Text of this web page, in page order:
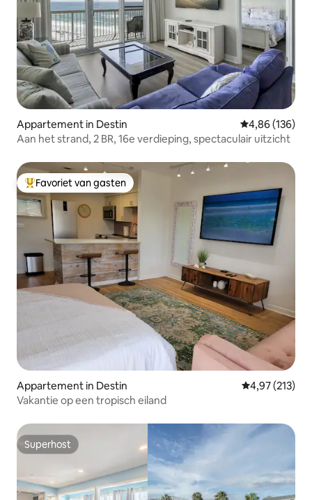
Appartement in Destin Gemiddelde
4,86 (136)
Aan het strand, 2 BR, 16e verdieping, spectaculair uitzicht
Topfavoriet van gasten
Favoriet van gasten
Appartement in Destin Gemiddelde
4,97 (213)
Vakantie op een tropisch eiland
Superhost
Superhost